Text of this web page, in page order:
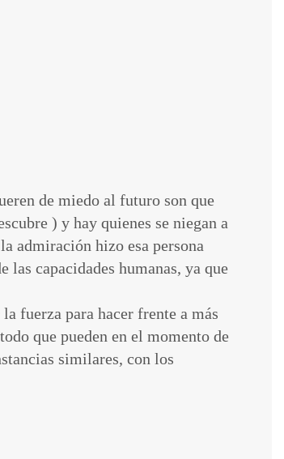
de miedo al futuro son que
) y hay quienes se niegan a
admiración hizo esa persona
las capacidades humanas, ya que
fuerza para hacer frente a más
que pueden en el momento de
similares, con los